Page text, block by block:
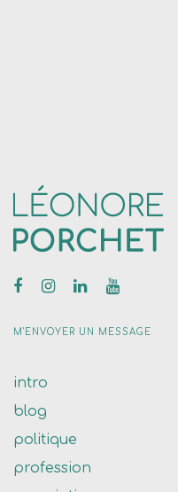
M'ENVOYER UN MESSAGE
intro
blog
politique
profession